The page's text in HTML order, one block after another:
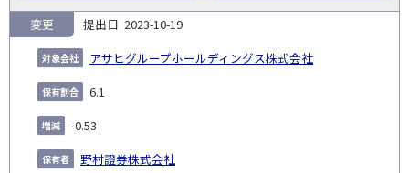
2023-10-19
アサヒグループホールディングス株式会社
変更
6.1
-0.53
野村證券株式会社